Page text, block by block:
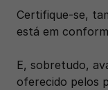
Certifique-se,
está em
E, sobretudo,
oferecido pelos